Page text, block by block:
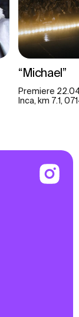
“Michael”
Premiere
Inca, km 7.1,